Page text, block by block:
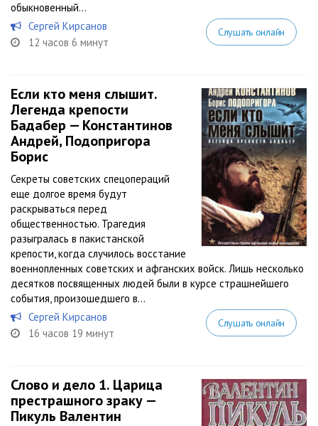
обыкновенный...
Сергей Кирсанов
12 часов 6 минут
Слушать онлайн
Если кто меня слышит.
Легенда крепости
Бадабер — Константинов
Андрей, Подопригора
Борис
Секреты советских спецопераций
еще долгое время будут
раскрываться перед
общественностью. Трагедия
разыгралась в пакистанской
крепости, когда случилось восстание
военнопленных советских и афганских войск. Лишь несколько
десятков посвященных людей были в курсе страшнейшего
события, произошедшего в...
Сергей Кирсанов
16 часов 19 минут
Слушать онлайн
Слово и дело 1. Царица
престрашного зраку —
Пикуль Валентин